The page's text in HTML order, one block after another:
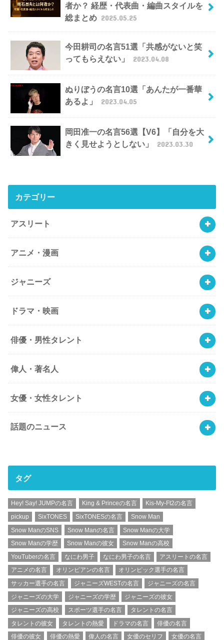
者か？ 経歴・代表曲・編曲スタイルを
総まとめ 2025.05.25
今田耕司の名言51選「共感がないと笑
ってもらえない」
2023.04.08
ぬりぼうの名言10選「あんたが一番華
あるよ」
2023.04.05
岡田准一の名言56選【V6】「自分を大
きく見せようとしない」
2023.03.30
カテゴリー
アスリート
アニメ・漫画
ジャニーズ
ドラマ・映画
俳優・男性タレント
偉人・著名人
女優・女性タレント
話題のニュース
タグ
Hey! Say! JUMPの名言 King & Princeの名言
Kis-My-Ft2の名言
pickup
SixTONES SixTONESの名言
Snow Man
Snow ManのSNS
Snow Manの名言
Snow Manの大学
Snow Manの学歴
Snow Manの彼女
Snow Manの高校
YouTuberの名言
なにわ男子 なにわ男子の名言
アスリートの名言
アニメの名言
オリンピアンの名言
オリンピック選手の名言
サッカー選手の名言
ジャニーズWESTの名言
ジャニーズの名言
ジャニーズの大学
ジャニーズの学歴
ジャニーズの彼女
ジャニーズの高校
スポーツ選手の名言
タレントの名言
タレントの彼女
タレントの熱愛 ドラマの名言
俳優の名言
俳優の彼女
俳優の熱愛 偉人の名言 女優のセリフ 女優の名言